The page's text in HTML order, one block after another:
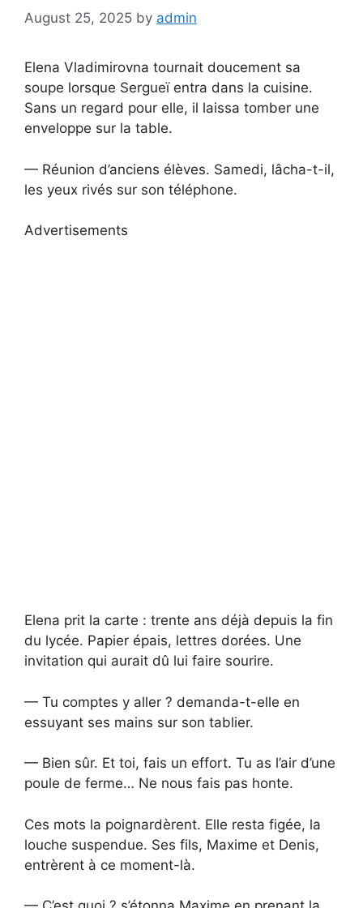
August 25, 2025 by admin
Elena Vladimirovna tournait doucement sa
soupe lorsque Sergueï entra dans la cuisine.
Sans un regard pour elle, il laissa tomber une
enveloppe sur la table.
— Réunion d’anciens élèves. Samedi, lâcha-t-il,
les yeux rivés sur son téléphone.
Advertisements
Elena prit la carte : trente ans déjà depuis la fin
du lycée. Papier épais, lettres dorées. Une
invitation qui aurait dû lui faire sourire.
— Tu comptes y aller ? demanda-t-elle en
essuyant ses mains sur son tablier.
— Bien sûr. Et toi, fais un effort. Tu as l’air d’une
poule de ferme… Ne nous fais pas honte.
Ces mots la poignardèrent. Elle resta figée, la
louche suspendue. Ses fils, Maxime et Denis,
entrèrent à ce moment-là.